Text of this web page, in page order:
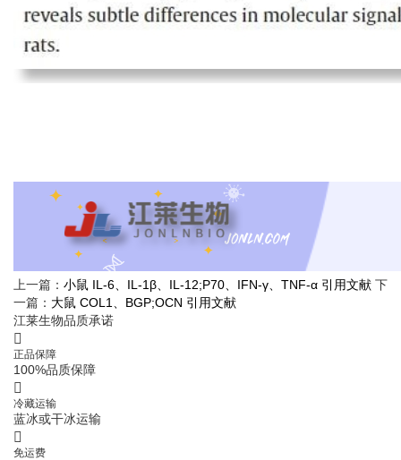
上一篇： 小鼠 IL-6、IL-1β、IL-12;P70、IFN-γ、TNF-α 引用文献 下
一篇： 大鼠 COL1、BGP;OCN 引用文献
江莱生物品质承诺
正品保障
100%品质保障
冷藏运输
蓝冰或干冰运输
免运费